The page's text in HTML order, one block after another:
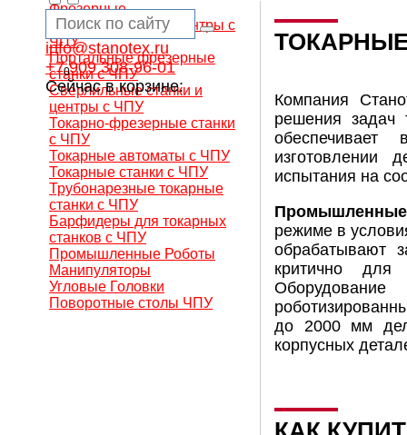
info@stanotex.ru
+7 909 308-96-01
Сейчас в корзине:
0
Фрезерные
обрабатывающие центры с
ЧПУ
Портальные фрезерные
станки с ЧПУ
Сверлильные станки и
центры с ЧПУ
Токарно-фрезерные станки
с ЧПУ
Токарные автоматы с ЧПУ
Токарные станки с ЧПУ
Трубонарезные токарные
станки с ЧПУ
Барфидеры для токарных
станков с ЧПУ
Промышленные Роботы
Манипуляторы
Угловые Головки
Поворотные столы ЧПУ
Компания
решения задач
обеспечивает
изготовлении
испытания на
режиме в
обрабатывают
критично для
до 2000 мм
корпусных